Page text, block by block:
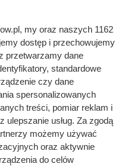
my oraz naszych 1162
dostęp i przechowujemy
przetwarzamy dane
standardowe
czy dane
spersonalizowanych
treści, pomiar reklam i
ulepszanie usług. Za zgodą
możemy używać
oraz aktywnie
do celów